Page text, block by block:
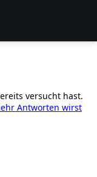
versucht hast.
Antworten wirst